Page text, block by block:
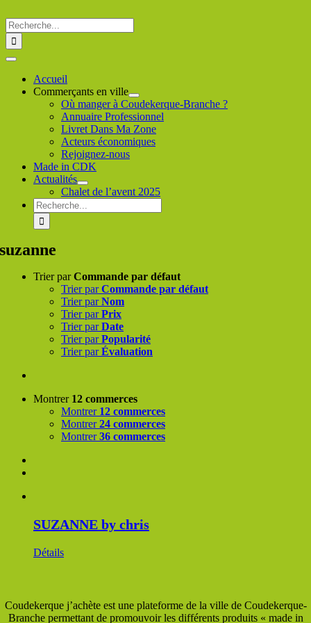
au
contenu
Rechercher
:
Toggle
NavigationAccueil
Commerçants en ville
Où manger à Coudekerque-Branche ?
Annuaire Professionnel
Livret Dans Ma Zone
Acteurs économiques
Rejoignez-nous
Made in CDK
Actualités
Chalet de l’avent 2025
Rechercher
:
suzanne
Trier parCommande par défaut
Trier parCommande par défaut
Trier parNom
Trier parPrix
Trier parDate
Trier parPopularité
Trier parÉvaluation
Montrer 12 commerces
Montrer 12 commerces
Montrer24 commerces
Montrer36 commerces
SUZANNE by chris
Détails
Coudekerque j’achète est une plateforme de la ville de Coudekerque-
Branche permettant de promouvoir les différents produits « made in